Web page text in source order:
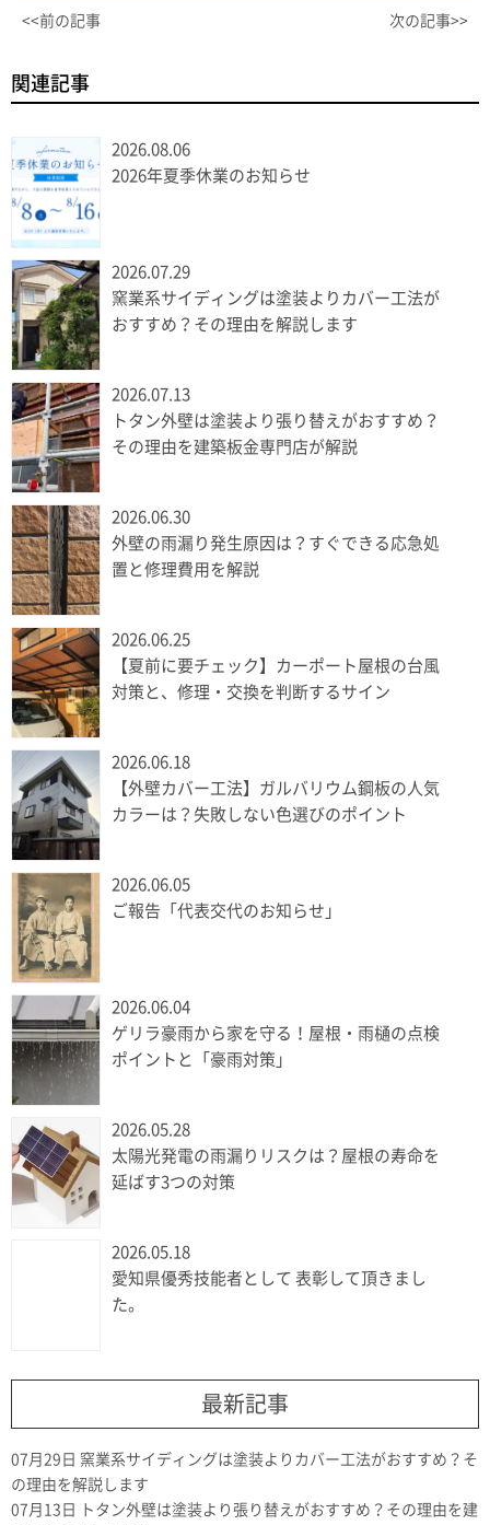
<<前の記事 次の記事>>
関連記事
2026.08.06
2026年夏季休業のお知らせ
2026.07.29
窯業系サイディングは塗装よりカバー工法が
おすすめ？その理由を解説します
2026.07.13
トタン外壁は塗装より張り替えがおすすめ？
その理由を建築板金専門店が解説
2026.06.30
外壁の雨漏り発生原因は？すぐできる応急処
置と修理費用を解説
2026.06.25
【夏前に要チェック】カーポート屋根の台風
対策と、修理・交換を判断するサイン
2026.06.18
【外壁カバー工法】ガルバリウム鋼板の人気
カラーは？失敗しない色選びのポイント
2026.06.05
ご報告「代表交代のお知らせ」
2026.06.04
ゲリラ豪雨から家を守る！屋根・雨樋の点検
ポイントと「豪雨対策」
2026.05.28
太陽光発電の雨漏りリスクは？屋根の寿命を
延ばす3つの対策
2026.05.18
愛知県優秀技能者として 表彰して頂きまし
た。
最新記事
07月29日 窯業系サイディングは塗装よりカバー工法がおすすめ？そ
の理由を解説します
07月13日
トタン外壁は塗装より張り替えがおすすめ？その理由を建